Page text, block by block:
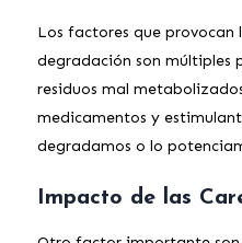
Los factores que
degradación son múltiples
residuos mal
medicamentos y
degradamos o lo
Impacto de las